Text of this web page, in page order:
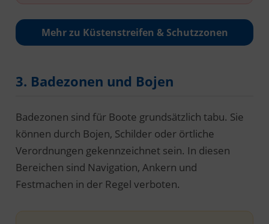
Mehr zu Küstenstreifen & Schutzzonen
3. Badezonen und Bojen
Badezonen sind für Boote grundsätzlich tabu. Sie
können durch Bojen, Schilder oder örtliche
Verordnungen gekennzeichnet sein. In diesen
Bereichen sind Navigation, Ankern und
Festmachen in der Regel verboten.